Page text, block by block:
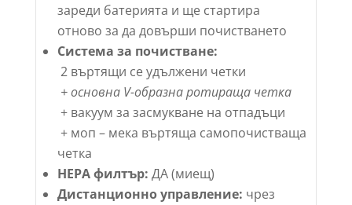
зареди батерията и ще стартира
отново за да довърши почистването
Система за почистване:
2 въртящи се удължени четки
+ основна V-образна ротираща четка
+ вакуум за засмукване на отпадъци
+ моп – мека въртяща самопочистваща
четка
HEPA филтър: ДА (миещ)
Дистанционно управление: чрез